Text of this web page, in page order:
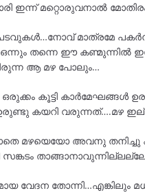
ഇന്ന് മറ്റൊരുവനാൽ
മാത്രമേ
ഒന്നും തന്നെ ഈ
ആ മഴ പോലും…
ഒരുക്കം കൂട്ടി
കയറി വരുന്നത്….മഴ
മഴയെയോ അവനു തനിച്ചു
വേദന